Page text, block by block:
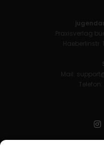
Praxisverlag
Haeberlinstr.
Mail:
Telefon: